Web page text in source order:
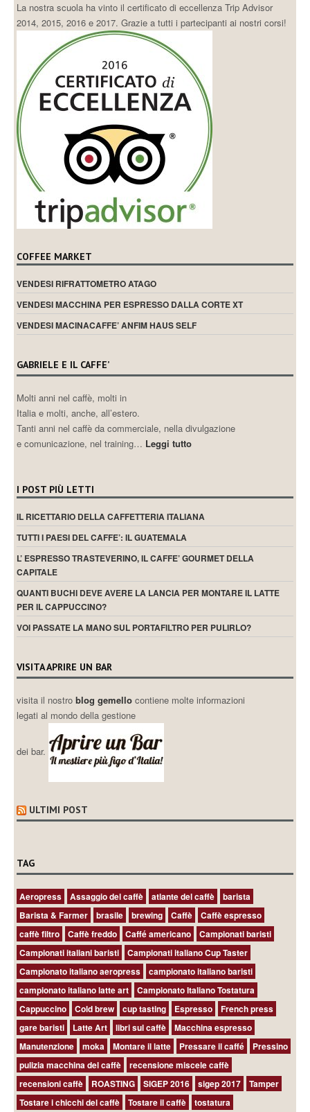
La nostra scuola ha vinto il certificato di eccellenza Trip Advisor
2014, 2015, 2016 e 2017. Grazie a tutti i partecipanti ai nostri corsi!
COFFEE MARKET
VENDESI RIFRATTOMETRO ATAGO
VENDESI MACCHINA PER ESPRESSO DALLA CORTE XT
VENDESI MACINACAFFE’ ANFIM HAUS SELF
GABRIELE E IL CAFFE’
Molti anni nel caffè, molti in
Italia e molti, anche, all’estero.
Tanti anni nel caffè da commerciale, nella divulgazione
e comunicazione, nel training… Leggi tutto
I POST PIÙ LETTI
IL RICETTARIO DELLA CAFFETTERIA ITALIANA
TUTTI I PAESI DEL CAFFE’: IL GUATEMALA
L’ ESPRESSO TRASTEVERINO, IL CAFFE’ GOURMET DELLA
CAPITALE
QUANTI BUCHI DEVE AVERE LA LANCIA PER MONTARE IL LATTE
PER IL CAPPUCCINO?
VOI PASSATE LA MANO SUL PORTAFILTRO PER PULIRLO?
VISITA APRIRE UN BAR
visita il nostroblog gemellocontiene molte informazioni
legati al mondo della gestione
dei bar.
ULTIMI POST
TAG
Aeropress Assaggio del caffè atlante del caffè
barista
Barista & Farmer
brasile brewing Caffè
Caffè espresso
caffè filtro
Caffè freddo Caffé americano
Campionati baristi
Campionati italiani baristi
Campionati italiano Cup Taster
Campionato italiano aeropress
campionato italiano baristi
campionato italiano latte art
Campionato Italiano Tostatura
Cappuccino
Cold brew cup tasting Espresso
French press
gare baristi
Latte Art libri sul caffè
Macchina espresso
Manutenzione
moka Montare il latte Pressare il caffé
Pressino
pulizia macchina del caffè
recensione miscele caffè
recensioni caffè
ROASTING SIGEP 2016 sigep 2017
Tamper
Tostare i chicchi del caffè
Tostare il caffè
tostatura